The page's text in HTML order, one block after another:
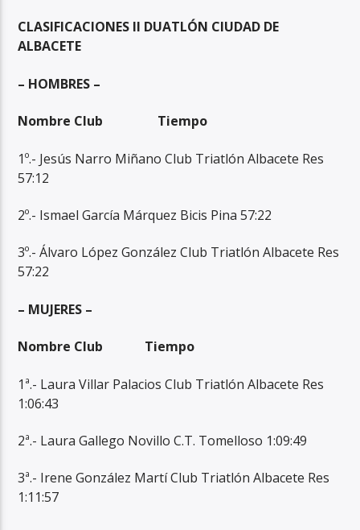
CLASIFICACIONES II DUATLÓN CIUDAD DE
ALBACETE
– HOMBRES –
Nombre Club Tiempo
1º.- Jesús Narro Miñano Club Triatlón Albacete Res
57:12
2º.- Ismael García Márquez Bicis Pina 57:22
3º.- Álvaro López González Club Triatlón Albacete Res
57:22
– MUJERES –
Nombre Club Tiempo
1ª.- Laura Villar Palacios Club Triatlón Albacete Res
1:06:43
2ª.- Laura Gallego Novillo C.T. Tomelloso 1:09:49
3ª.- Irene González Martí Club Triatlón Albacete Res
1:11:57